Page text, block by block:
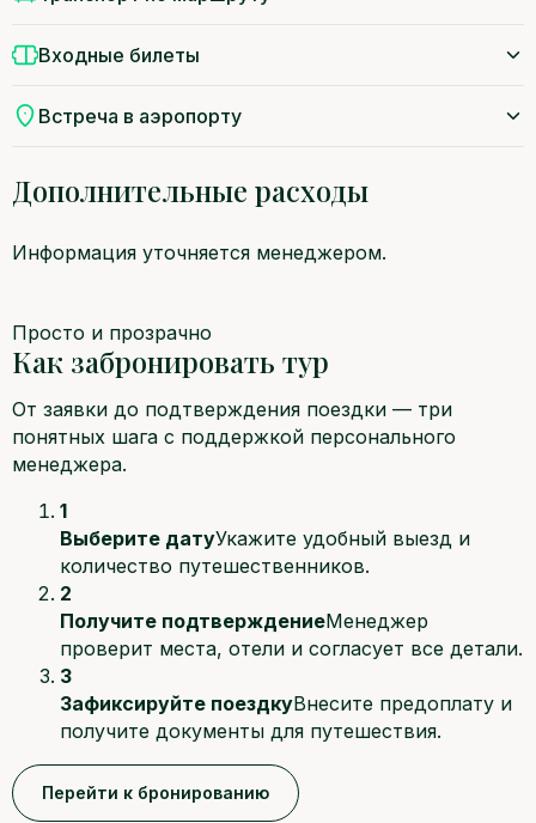
Входные билеты
Встреча в аэропорту
Дополнительные расходы
Информация уточняется менеджером.
Просто и прозрачно
Как забронировать тур
От заявки до подтверждения поездки — три
понятных шага с поддержкой персонального
менеджера.
1
Выберите датуУкажите удобный выезд и
количество путешественников.
2
Получите подтверждениеМенеджер
проверит места, отели и согласует все детали.
3
Зафиксируйте поездкуВнесите предоплату и
получите документы для путешествия.
Перейти к бронированию